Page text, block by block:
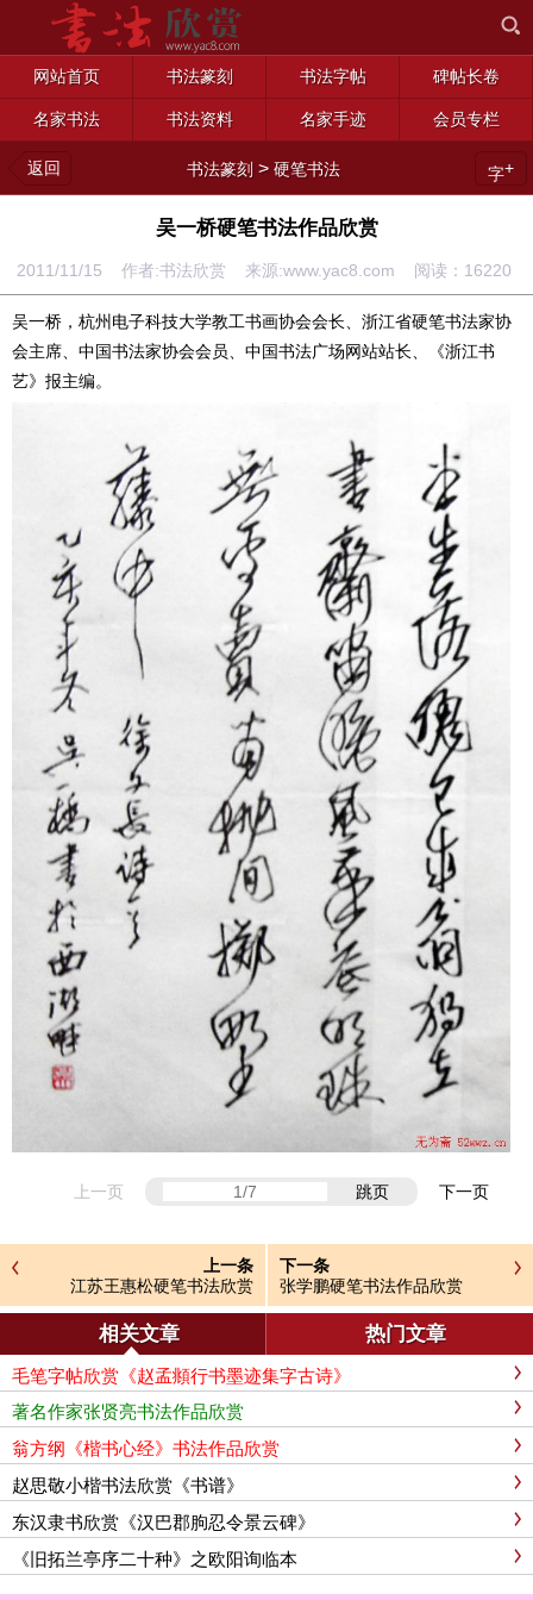
网站首页 书法篆刻 书法字帖 碑帖长卷
名家书法 书法资料 名家手迹 会员专栏
返回 书法篆刻 >硬笔书法 字+
吴一桥硬笔书法作品欣赏
2011/11/15 作者:书法欣赏 来源:www.yac8.com 阅读： 16220
吴一桥，杭州电子科技大学教工书画协会会长、浙江省硬笔书法家协
会主席、中国书法家协会会员、中国书法广场网站站长、《浙江书
艺》报主编。
上一页 跳页 下一页
上一条
江苏王惠松硬笔书法欣赏
下一条
张学鹏硬笔书法作品欣赏
相关文章 热门文章
毛笔字帖欣赏《赵孟頫行书墨迹集字古诗》
著名作家张贤亮书法作品欣赏
翁方纲《楷书心经》书法作品欣赏
赵思敬小楷书法欣赏《书谱》
东汉隶书欣赏《汉巴郡朐忍令景云碑》
《旧拓兰亭序二十种》之欧阳询临本